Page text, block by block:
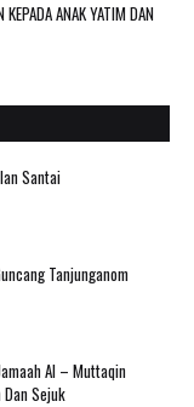
ANAK YATIM DAN
Santai
Tanjunganom
Al – Muttaqin
Sejuk